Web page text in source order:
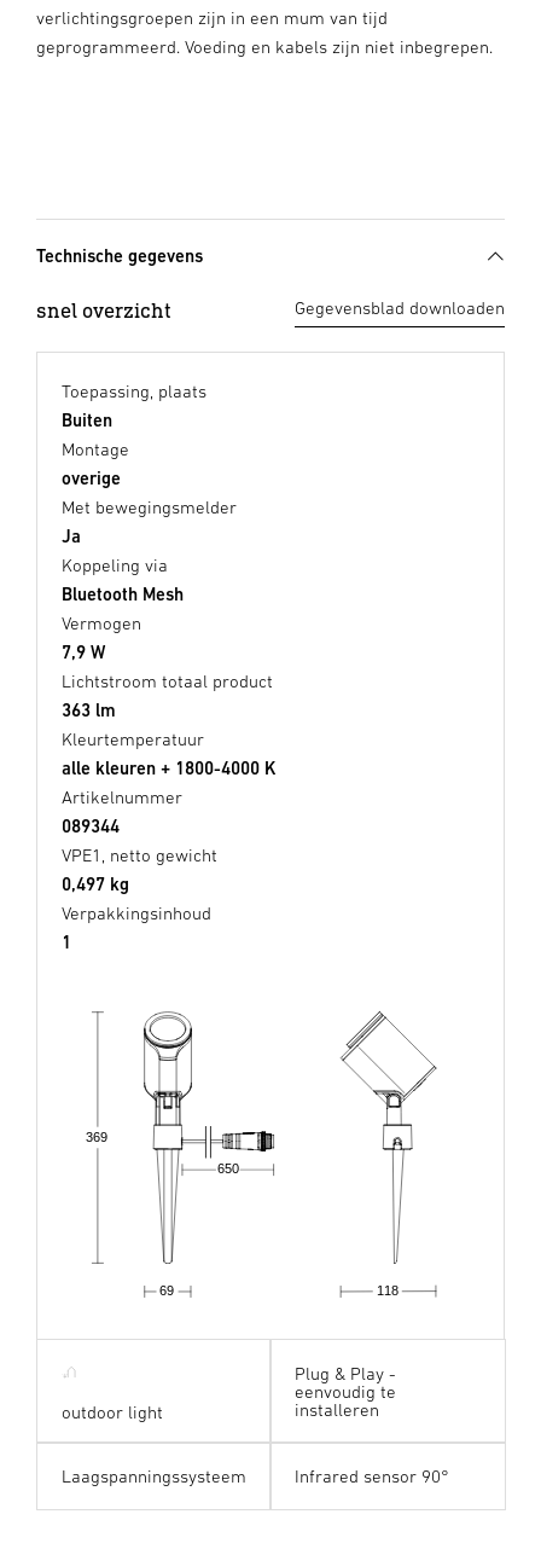
verlichtingsgroepen zijn in een mum van tijd
geprogrammeerd. Voeding en kabels zijn niet inbegrepen.
Technische gegevens
snel overzicht Gegevensblad downloaden
Toepassing, plaats
Buiten
Montage
overige
Met bewegingsmelder
Ja
Koppeling via
Bluetooth Mesh
Vermogen
7,9 W
Lichtstroom totaal product
363 lm
Kleurtemperatuur
alle kleuren + 1800-4000 K
Artikelnummer
089344
VPE1, netto gewicht
0,497 kg
Verpakkingsinhoud
1
118
69
369
650
outdoor light
Plug & Play -
eenvoudig te
installeren
Laagspanningssysteem Infrared sensor 90°